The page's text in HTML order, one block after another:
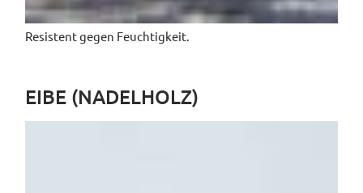
Resistent gegen Feuchtigkeit.
EIBE (NADELHOLZ)